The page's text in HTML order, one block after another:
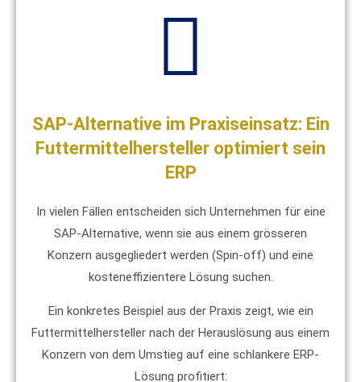
SAP-Alternative im Praxiseinsatz: Ein
Futtermittelhersteller optimiert sein
ERP
In vielen Fällen entscheiden sich Unternehmen für eine
SAP-Alternative, wenn sie aus einem grösseren
Konzern ausgegliedert werden (Spin-off) und eine
kosteneffizientere Lösung suchen.
Ein konkretes Beispiel aus der Praxis zeigt, wie ein
Futtermittelhersteller nach der Herauslösung aus einem
Konzern von dem Umstieg auf eine schlankere ERP-
Lösung profitiert: